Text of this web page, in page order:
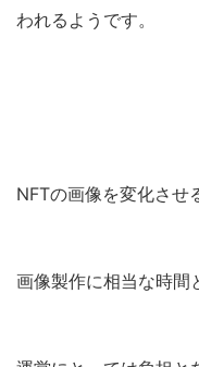
われるようです。
NFTの画像を変化させ
画像製作に相当な時間